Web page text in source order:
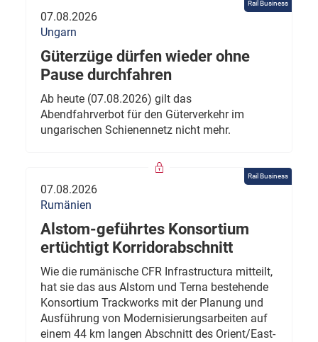
Rail Business
07.08.2026
Ungarn
Güterzüge dürfen wieder ohne
Pause durchfahren
Ab heute (07.08.2026) gilt das
Abendfahrverbot für den Güterverkehr im
ungarischen Schienennetz nicht mehr.
Rail Business
07.08.2026
Rumänien
Alstom-geführtes Konsortium
ertüchtigt Korridorabschnitt
Wie die rumänische CFR Infrastructura mitteilt,
hat sie das aus Alstom und Terna bestehende
Konsortium Trackworks mit der Planung und
Ausführung von Modernisierungsarbeiten auf
einem 44 km langen Abschnitt des Orient/East-